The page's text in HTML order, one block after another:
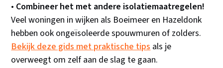
• Combineer het met andere isolatiemaatregelen!
Veel woningen in wijken als Boeimeer en Hazeldonk
hebben ook ongeïsoleerde spouwmuren of zolders.
Bekijk deze gids met praktische tipsals je
overweegt om zelf aan de slag te gaan.